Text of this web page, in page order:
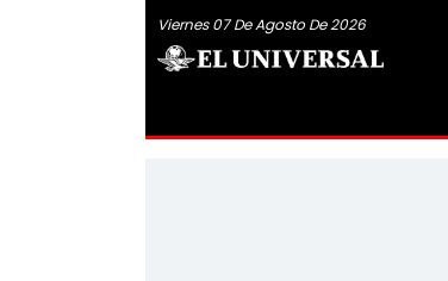
Viernes 07 De Agosto De 2026